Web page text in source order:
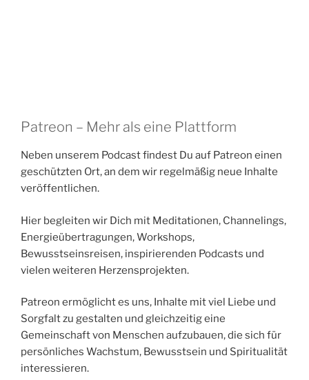
Patreon – Mehr als eine Plattform
Neben unserem Podcast findest Du auf Patreon einen
geschützten Ort, an dem wir regelmäßig neue Inhalte
veröffentlichen.
Hier begleiten wir Dich mit Meditationen, Channelings,
Energieübertragungen, Workshops,
Bewusstseinsreisen, inspirierenden Podcasts und
vielen weiteren Herzensprojekten.
Patreon ermöglicht es uns, Inhalte mit viel Liebe und
Sorgfalt zu gestalten und gleichzeitig eine
Gemeinschaft von Menschen aufzubauen, die sich für
persönliches Wachstum, Bewusstsein und Spiritualität
interessieren.